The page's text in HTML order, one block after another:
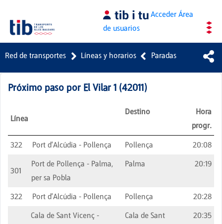
Saltar al contenido principal AccederÁrea
de usuarios
Red de transportes Líneas y horarios Paradas
Próximo paso por El Vilar 1 (42011)
Línea
Destino
Hora
progr.
322 Port d'Alcúdia - Pollença Pollença 20:08
301
Port de Pollença - Palma,
per sa Pobla
Palma 20:19
322 Port d'Alcúdia - Pollença Pollença 20:28
Cala de Sant Vicenç -
Cala de Sant
20:35